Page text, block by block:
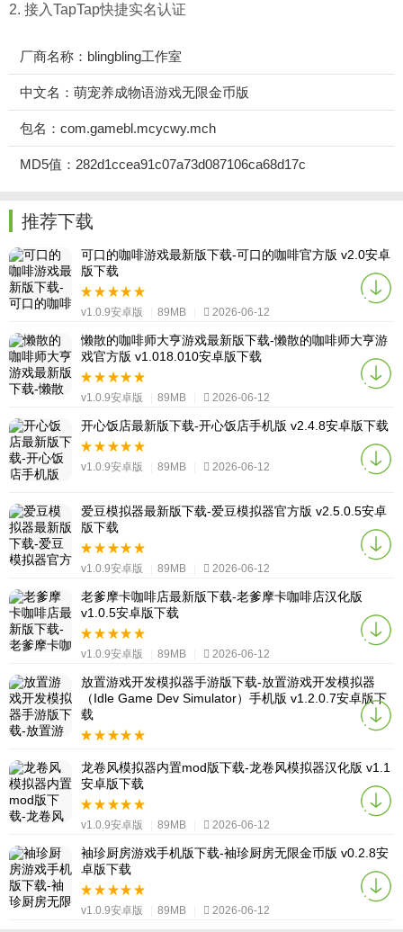
2. 接入TapTap快捷实名认证
厂商名称：blingbling工作室
中文名：萌宠养成物语游戏无限金币版
包名：com.gamebl.mcycwy.mch
MD5值：282d1ccea91c07a73d087106ca68d17c
推荐下载
可口的咖啡游戏最新版下载-可口的咖啡官方版 v2.0安卓
版下载
v1.0.9安卓版 89MB 2026-06-12
懒散的咖啡师大亨游戏最新版下载-懒散的咖啡师大亨游
戏官方版 v1.018.010安卓版下载
v1.0.9安卓版 89MB 2026-06-12
开心饭店最新版下载-开心饭店手机版 v2.4.8安卓版下载
v1.0.9安卓版 89MB 2026-06-12
爱豆模拟器最新版下载-爱豆模拟器官方版 v2.5.0.5安卓
版下载
v1.0.9安卓版 89MB 2026-06-12
老爹摩卡咖啡店最新版下载-老爹摩卡咖啡店汉化版
v1.0.5安卓版下载
v1.0.9安卓版 89MB 2026-06-12
放置游戏开发模拟器手游版下载-放置游戏开发模拟器
（Idle Game Dev Simulator）手机版 v1.2.0.7安卓版下
载
龙卷风模拟器内置mod版下载-龙卷风模拟器汉化版 v1.1
安卓版下载
v1.0.9安卓版 89MB 2026-06-12
袖珍厨房游戏手机版下载-袖珍厨房无限金币版 v0.2.8安
卓版下载
v1.0.9安卓版 89MB 2026-06-12